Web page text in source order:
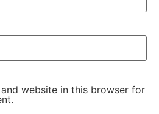
and website in this browser for